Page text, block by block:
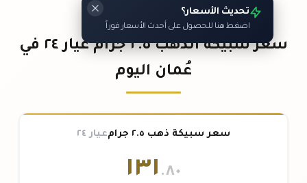
تحديث الأسعار؟
اضغط هنا للحصول على أحدث الأسعار فوراً
سعر سبيكة الذهب ٢.٥ جرام عيار ٢٤ في
عُمان اليوم
سعر سبيكة ذهب ٢.٥ جرام عيار ٢٤
١٣١ .٨٠